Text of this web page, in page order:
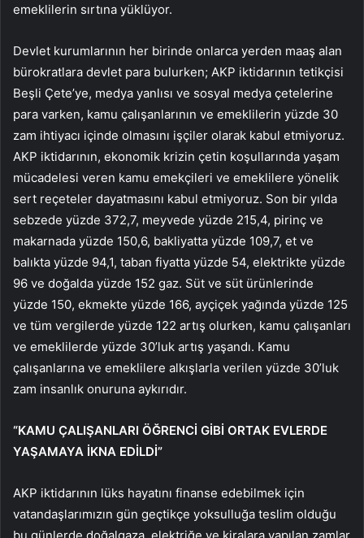
emeklilerin sırtına yüklüyor.
Devlet kurumlarının her birinde onlarca yerden maaş alan
bürokratlara devlet para bulurken; AKP iktidarının tetikçisi
Beşli Çete’ye, medya yanlısı ve sosyal medya çetelerine
para varken, kamu çalışanlarının ve emeklilerin yüzde 30
zam ihtiyacı içinde olmasını işçiler olarak kabul etmiyoruz.
AKP iktidarının, ekonomik krizin çetin koşullarında yaşam
mücadelesi veren kamu emekçileri ve emeklilere yönelik
sert reçeteler dayatmasını kabul etmiyoruz. Son bir yılda
sebzede yüzde 372,7, meyvede yüzde 215,4, pirinç ve
makarnada yüzde 150,6, bakliyatta yüzde 109,7, et ve
balıkta yüzde 94,1, taban fiyatta yüzde 54, elektrikte yüzde
96 ve doğalda yüzde 152 gaz. Süt ve süt ürünlerinde
yüzde 150, ekmekte yüzde 166, ayçiçek yağında yüzde 125
ve tüm vergilerde yüzde 122 artış olurken, kamu çalışanları
ve emeklilerde yüzde 30’luk artış yaşandı. Kamu
çalışanlarına ve emeklilere alkışlarla verilen yüzde 30’luk
zam insanlık onuruna aykırıdır.
“KAMU ÇALIŞANLARI ÖĞRENCİ GİBİ ORTAK EVLERDE
YAŞAMAYA İKNA EDİLDİ”
AKP iktidarının lüks hayatını finanse edebilmek için
vatandaşlarımızın gün geçtikçe yoksulluğa teslim olduğu
bu günlerde doğalgaza, elektriğe ve kiralara yapılan zamlar